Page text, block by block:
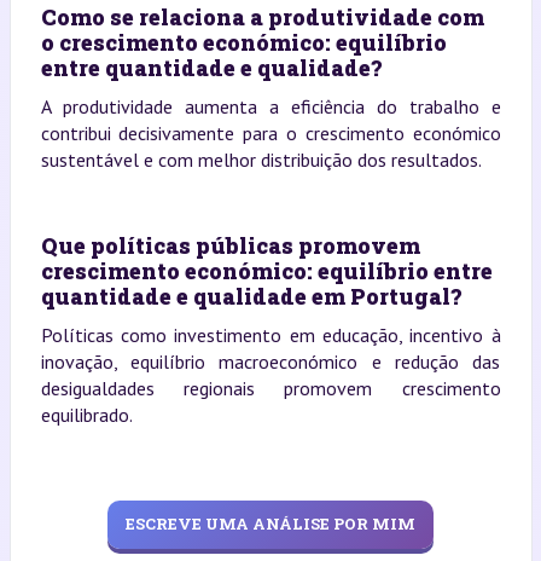
Como se relaciona a produtividade com
o crescimento económico: equilíbrio
entre quantidade e qualidade?
A produtividade aumenta a eficiência do trabalho e
contribui decisivamente para o crescimento económico
sustentável e com melhor distribuição dos resultados.
Que políticas públicas promovem
crescimento económico: equilíbrio entre
quantidade e qualidade em Portugal?
Políticas como investimento em educação, incentivo à
inovação, equilíbrio macroeconómico e redução das
desigualdades regionais promovem crescimento
equilibrado.
ESCREVE UMA ANÁLISE POR MIM